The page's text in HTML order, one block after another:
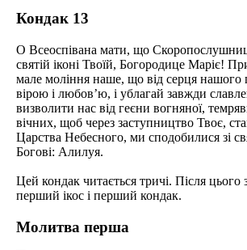
Кондак 13
О Всеоспівана мати, що
святій іконі Твоїй, Богородице Маріє!
мале моління наше, що від серця нашого
вірою і любов’ю, і ублагай завжди
визволити нас від геєни вогняної,
вічних, щоб через заступництво Твоє,
Царства Небесного, ми сподобилися зі
Богові: Алилуя.
Цей кондак читається тричі. Після цього
перший ікос і перший кондак.
Молитва перша